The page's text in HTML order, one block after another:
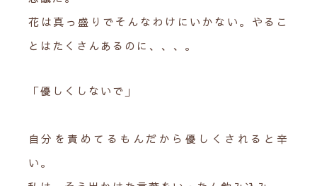
花は真っ盛りでそんなわけにいかない。やるこ
とはたくさんあるのに、、、。
「優しくしないで」
自分を責めてるもんだから優しくされると辛
い。